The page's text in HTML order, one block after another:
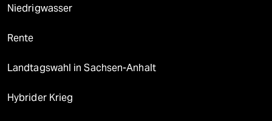
Niedrigwasser
Rente
Landtagswahl in Sachsen-Anhalt
Hybrider Krieg